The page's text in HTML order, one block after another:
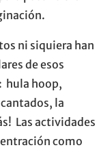
ni siquiera han
de esos
hula hoop,
la
Las actividades
como